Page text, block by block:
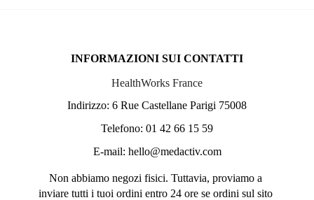
INFORMAZIONI SUI CONTATTI
HealthWorks France
Indirizzo: 6 Rue Castellane Parigi 75008
Telefono: 01 42 66 15 59
E-mail: hello@medactiv.com
Non abbiamo negozi fisici. Tuttavia, proviamo a
inviare tutti i tuoi ordini entro 24 ore se ordini sul sito